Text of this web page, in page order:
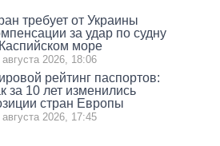
требует от Украины
за удар по судну
море
августа 2026, 18:06
рейтинг паспортов:
за 10 лет изменились
стран Европы
августа 2026, 17:45